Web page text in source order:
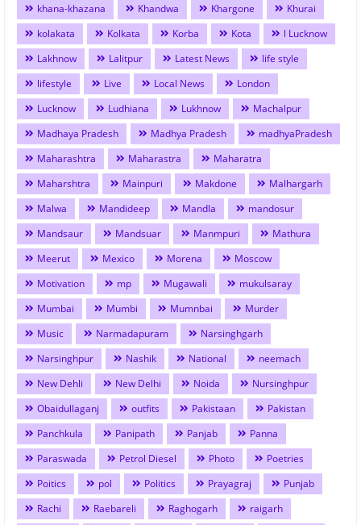
khana-khazana
Khandwa Khargone
Khurai
kolakata
Kolkata Korba Kota
l Lucknow
Lakhnow
Lalitpur Latest News
life style
lifestyle
Live Local News
London
Lucknow
Ludhiana Lukhnow
Machalpur
Madhaya Pradesh
Madhya Pradesh
madhyaPradesh
Maharashtra
Maharastra
Maharatra
Maharshtra
Mainpuri Makdone
Malhargarh
Malwa
Mandideep Mandla
mandosur
Mandsaur
Mandsuar Manmpuri
Mathura
Meerut
Mexico Morena
Moscow
Motivation
mp Mugawali
mukulsaray
Mumbai
Mumbi Mumnbai
Murder
Music
Narmadapuram
Narsinghgarh
Narsinghpur
Nashik National
neemach
New Dehli
New Delhi Noida
Nursinghpur
Obaidullaganj
outfits Pakistaan
Pakistan
Panchkula
Panipath Panjab
Panna
Paraswada
Petrol Diesel Photo
Poetries
Poitics
pol Politics Prayagraj
Punjab
Rachi
Raebareli Raghogarh
raigarh